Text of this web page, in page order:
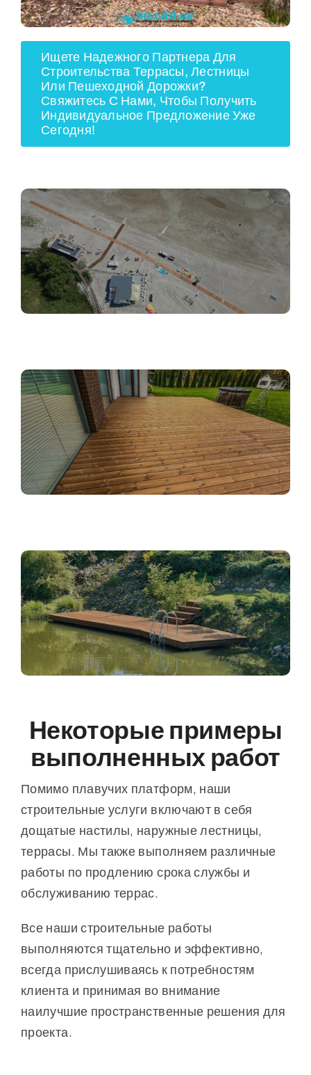
Ищете Надежного Партнера Для
Строительства Террасы, Лестницы
Или Пешеходной Дорожки?
Свяжитесь С Нами, Чтобы Получить
Индивидуальное Предложение Уже
Сегодня!
Некоторые примеры
выполненных работ
Помимо плавучих платформ, наши
строительные услуги включают в себя
дощатые настилы, наружные лестницы,
террасы. Мы также выполняем различные
работы по продлению срока службы и
обслуживанию террас.
Все наши строительные работы
выполняются тщательно и эффективно,
всегда прислушиваясь к потребностям
клиента и принимая во внимание
наилучшие пространственные решения для
проекта.